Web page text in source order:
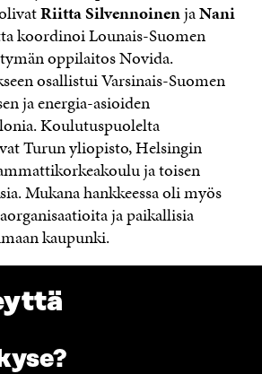
Riitta SilvennoinenjaNani
koordinoi Lounais-Suomen
oppilaitos Novida.
osallistui Varsinais-Suomen
ja energia-asioiden
Koulutuspuolelta
Turun yliopisto, Helsingin
ja toisen
Mukana hankkeessa oli myös
ja paikallisia
kaupunki.